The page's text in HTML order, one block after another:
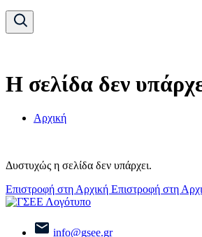
Η σελίδα δεν
Αρχική
Δυστυχώς η σελίδα δεν υπάρχει.
Επιστροφή στη Αρχική Επιστροφή στη
info@gsee.gr